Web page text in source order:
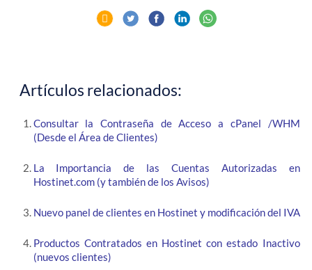
Artículos relacionados:
Consultar la Contraseña de Acceso a cPanel /WHM
(Desde el Área de Clientes)
La Importancia de las Cuentas Autorizadas en
Hostinet.com (y también de los Avisos)
Nuevo panel de clientes en Hostinet y modificación del IVA
Productos Contratados en Hostinet con estado Inactivo
(nuevos clientes)